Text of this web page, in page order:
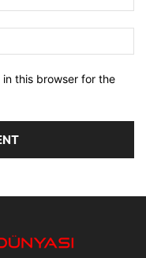
this browser for the